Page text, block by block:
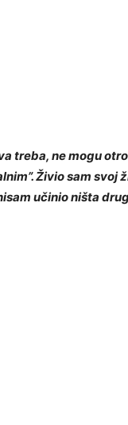
treba, ne mogu
Živio sam svoj
učinio ništa